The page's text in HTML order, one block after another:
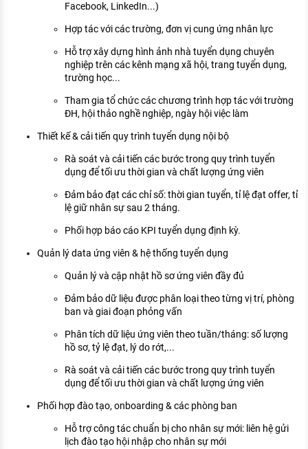
Facebook, LinkedIn...)
Hợp tác với các trường, đơn vị cung ứng nhân lực
Hỗ trợ xây dựng hình ảnh nhà tuyển dụng chuyên
nghiệp trên các kênh mạng xã hội, trang tuyển dụng,
trường học...
Tham gia tổ chức các chương trình hợp tác với trường
ĐH, hội thảo nghề nghiệp, ngày hội việc làm
Thiết kế & cải tiến quy trình tuyển dụng nội bộ
Rà soát và cải tiến các bước trong quy trình tuyển
dụng để tối ưu thời gian và chất lượng ứng viên
Đảm bảo đạt các chỉ số: thời gian tuyển, tỉ lệ đạt offer, tỉ
lệ giữ nhân sự sau 2 tháng.
Phối hợp báo cáo KPI tuyển dụng định kỳ.
Quản lý data ứng viên & hệ thống tuyển dụng
Quản lý và cập nhật hồ sơ ứng viên đầy đủ
Đảm bảo dữ liệu được phân loại theo từng vị trí, phòng
ban và giai đoạn phỏng vấn
Phân tích dữ liệu ứng viên theo tuần/tháng: số lượng
hồ sơ, tỷ lệ đạt, lý do rớt,...
Rà soát và cải tiến các bước trong quy trình tuyển
dụng để tối ưu thời gian và chất lượng ứng viên
Phối hợp đào tạo, onboarding & các phòng ban
Hỗ trợ công tác chuẩn bị cho nhân sự mới: liên hệ gửi
lịch đào tạo hội nhập cho nhân sự mới